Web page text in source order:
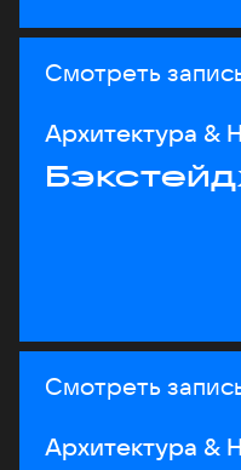
Смотреть
Архитектура &
Смотреть
Архитектура &